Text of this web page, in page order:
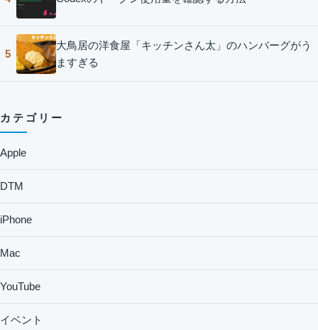
5
大鳥居の洋食屋「キッチンさん太」のハンバーグがう
ますぎる
カテゴリー
Apple
DTM
iPhone
Mac
YouTube
イベント